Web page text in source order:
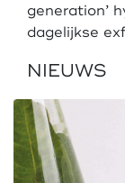
generation’
dagelijkse
NIEUWS